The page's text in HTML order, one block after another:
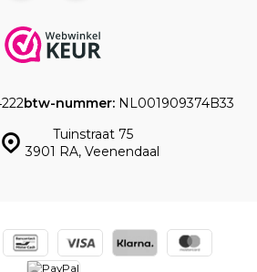
Tuinstraat 75
3901 RA, Veenendaal
btw-nummer: NL001909374B33